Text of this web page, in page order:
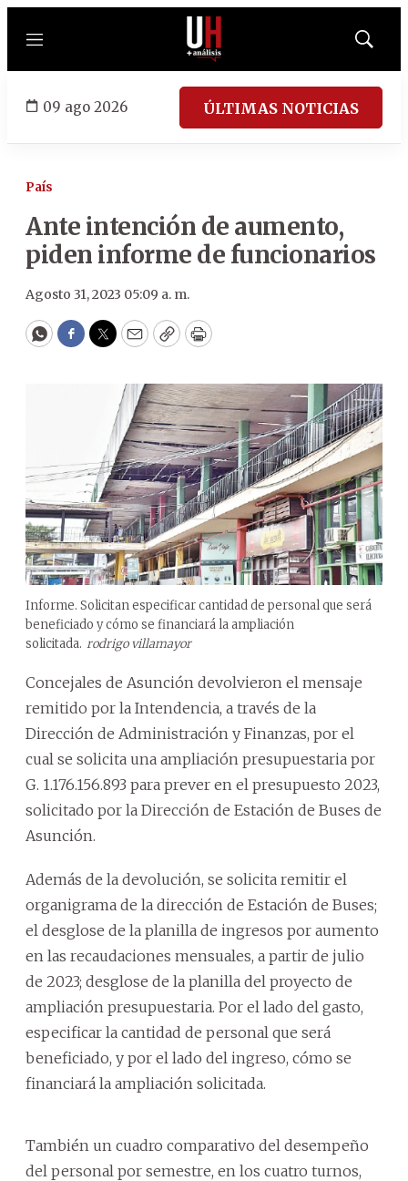
Menú
Mostrar
09 ago 2026 ÚLTIMAS NOTICIAS
País
Ante intención de aumento,
piden informe de funcionarios
Agosto 31, 2023 05:09 a. m.
WhatsApp
Facebook
Twitter
EmailCopyPrint
Informe. Solicitan especificar cantidad de personal que será
beneficiado y cómo se financiará la ampliación
solicitada. rodrigo villamayor
Concejales de Asunción devolvieron el mensaje
remitido por la Intendencia, a través de la
Dirección de Administración y Finanzas, por el
cual se solicita una ampliación presupuestaria por
G. 1.176.156.893 para prever en el presupuesto 2023,
solicitado por la Dirección de Estación de Buses de
Asunción.
Además de la devolución, se solicita remitir el
organigrama de la dirección de Estación de Buses;
el desglose de la planilla de ingresos por aumento
en las recaudaciones mensuales, a partir de julio
de 2023; desglose de la planilla del proyecto de
ampliación presupuestaria. Por el lado del gasto,
especificar la cantidad de personal que será
beneficiado, y por el lado del ingreso, cómo se
financiará la ampliación solicitada.
También un cuadro comparativo del desempeño
del personal por semestre, en los cuatro turnos,